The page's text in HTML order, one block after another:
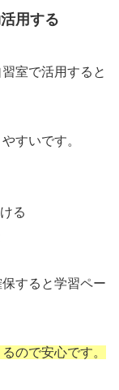
用する
室で活用すると
すいです。
る
すると学習ペー
ので安心です。